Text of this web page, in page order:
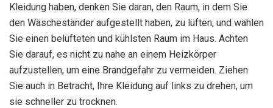
Kleidung haben, denken Sie daran, den Raum, in dem Sie
den Wäscheständer aufgestellt haben, zu lüften, und wählen
Sie einen belüfteten und kühlsten Raum im Haus. Achten
Sie darauf, es nicht zu nahe an einem Heizkörper
aufzustellen, um eine Brandgefahr zu vermeiden. Ziehen
Sie auch in Betracht, Ihre Kleidung auf links zu drehen, um
sie schneller zu trocknen.